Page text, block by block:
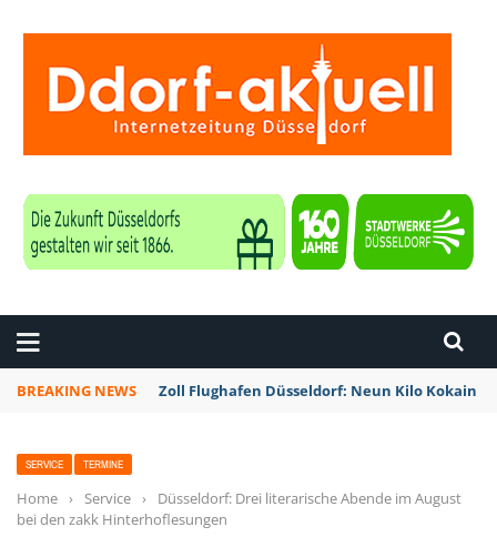
BREAKING NEWS Zoll Flughafen Düsseldorf: Neun Kilo Kokain
SERVICE TERMINE
Home › Service ›
Düsseldorf: Drei literarische Abende im August
bei den zakk Hinterhoflesungen